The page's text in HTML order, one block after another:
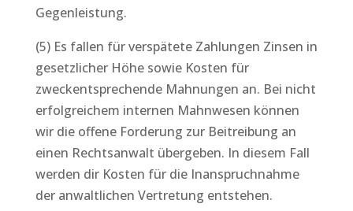
Gegenleistung.
(5) Es fallen für verspätete Zahlungen Zinsen in
gesetzlicher Höhe sowie Kosten für
zweckentsprechende Mahnungen an. Bei nicht
erfolgreichem internen Mahnwesen können
wir die offene Forderung zur Beitreibung an
einen Rechtsanwalt übergeben. In diesem Fall
werden dir Kosten für die Inanspruchnahme
der anwaltlichen Vertretung entstehen.